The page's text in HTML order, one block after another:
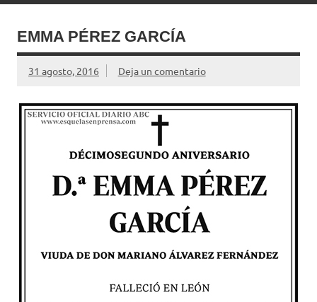
EMMA PÉREZ GARCÍA
31 agosto, 2016 Deja un comentario